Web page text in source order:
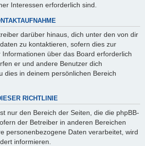
Interessen erforderlich sind.
darüber hinaus, dich unter den von dir
zu kontaktieren, sofern dies zur
über das Board erforderlich
er und andere Benutzer dich
dies in deinem persönlichen Bereich
RICHTLINIE
nur den Bereich der Seiten, die die phpBB-
der Betreiber in anderen Bereichen
personenbezogene Daten verarbeitet, wird
informieren.